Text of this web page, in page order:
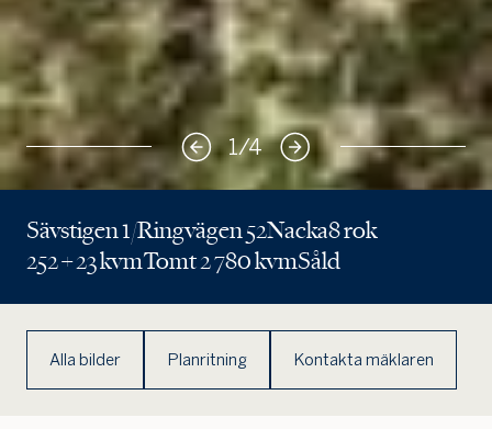
1/4
Sävstigen 1/Ringvägen 52Nacka8 rok
252 + 23 kvmTomt 2 780 kvmSåld
Alla bilder Planritning Kontakta mäklaren